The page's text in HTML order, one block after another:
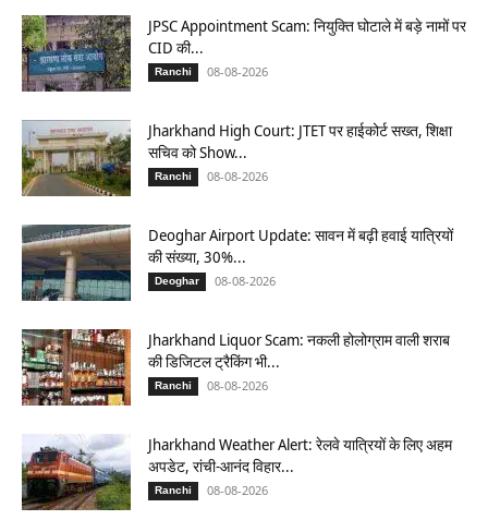
JPSC Appointment Scam: नियुक्ति घोटाले में बड़े नामों पर
CID की...
Ranchi 08-08-2026
Jharkhand High Court: JTET पर हाईकोर्ट सख्त, शिक्षा
सचिव को Show...
Ranchi 08-08-2026
Deoghar Airport Update: सावन में बढ़ी हवाई यात्रियों
की संख्या, 30%...
Deoghar 08-08-2026
Jharkhand Liquor Scam: नकली होलोग्राम वाली शराब
की डिजिटल ट्रैकिंग भी...
Ranchi 08-08-2026
Jharkhand Weather Alert: रेलवे यात्रियों के लिए अहम
अपडेट, रांची-आनंद विहार...
Ranchi 08-08-2026